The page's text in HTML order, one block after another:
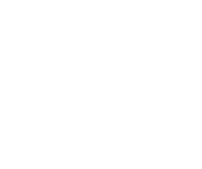
disco de estreia a solo e do desejo de